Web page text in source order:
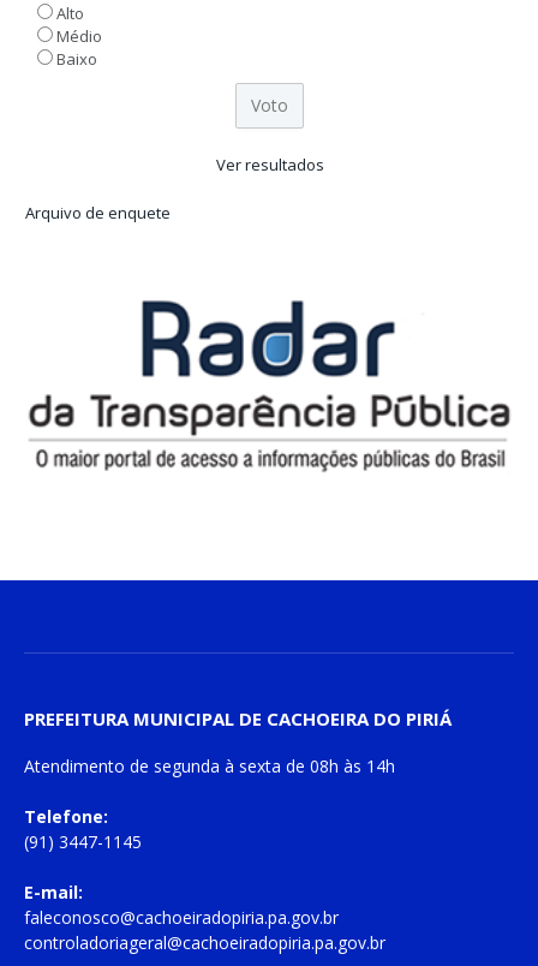
Alto
Médio
Baixo
Ver resultados
Arquivo de enquete
PREFEITURA MUNICIPAL DE CACHOEIRA DO PIRIÁ
Atendimento de segunda à sexta de 08h às 14h
Telefone:
(91) 3447-1145
E-mail:
faleconosco@cachoeiradopiria.pa.gov.br
controladoriageral@cachoeiradopiria.pa.gov.br